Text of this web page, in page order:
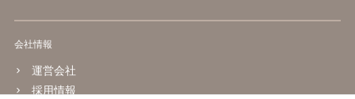
会社情報
運営会社
採用情報